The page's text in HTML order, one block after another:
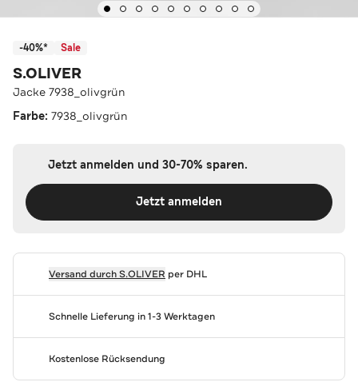
-40%* Sale
S.OLIVER
Jacke 7938_olivgrün
Farbe: 7938_olivgrün
Jetzt anmelden und 30-70% sparen.
Jetzt anmelden
Versand durchS.OLIVER per DHL
Schnelle Lieferung in 1-3 Werktagen
Kostenlose Rücksendung